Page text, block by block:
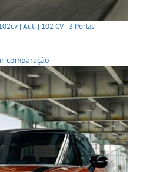
| Aut. | 102 CV | 3 Portas
comparação